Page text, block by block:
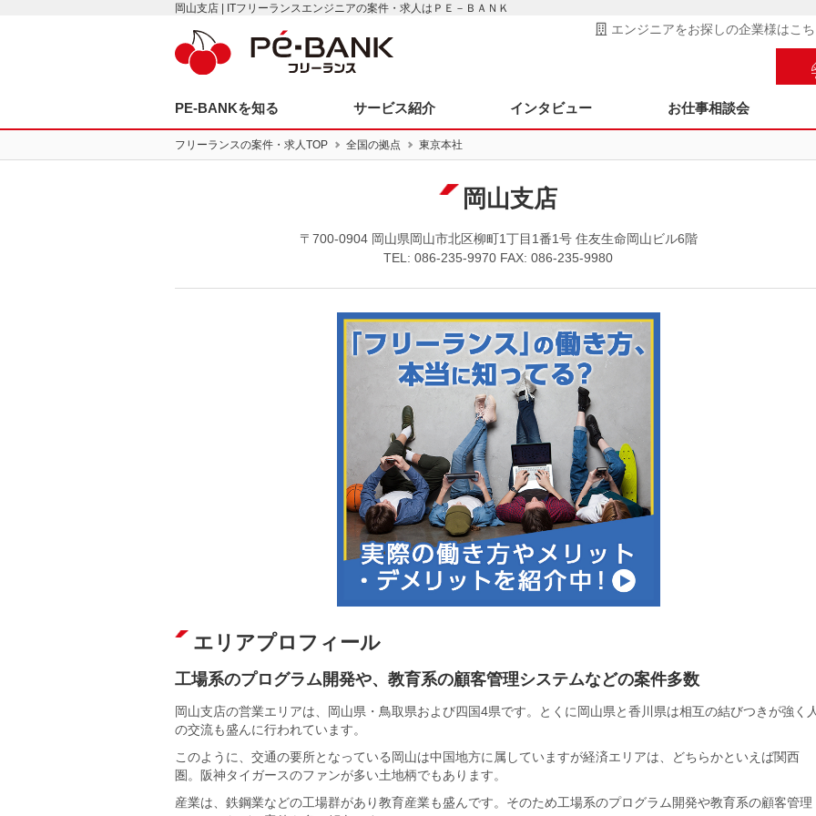
岡山支店 | ITフリーランスエンジニアの案件・求人はＰＥ－ＢＡＮＫ
エンジニアをお探しの企業様はこ
PE-BANKを知る サービス紹介 インタビュー お仕事相談会
フリーランスの案件・求人TOP 全国の拠点 東京本社
岡山支店
〒700-0904 岡山県岡山市北区柳町1丁目1番1号 住友生命岡山ビル6階
TEL: 086-235-9970 FAX: 086-235-9980
エリアプロフィール
工場系のプログラム開発や、教育系の顧客管理システムなどの案件多数
岡山支店の営業エリアは、岡山県・鳥取県および四国4県です。とくに岡山県と香川県は相互の結びつきが強く
の交流も盛んに行われています。
このように、交通の要所となっている岡山は中国地方に属していますが経済エリアは、どちらかといえば関西
圏。阪神タイガースのファンが多い土地柄でもあります。
産業は、鉄鋼業などの工場群があり教育産業も盛んです。そのため工場系のプログラム開発や教育系の顧客管理